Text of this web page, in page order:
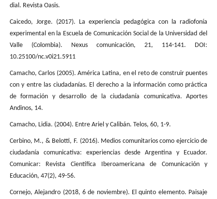
dial. Revista Oasis.
Caicedo, Jorge. (2017). La experiencia pedagógica con la radiofonía
experimental en la Escuela de Comunicación Social de la Universidad del
Valle (Colombia). Nexus comunicación, 21, 114-141. DOI:
10.25100/nc.v0i21.5911
Camacho, Carlos (2005). América Latina, en el reto de construir puentes
con y entre las ciudadanías. El derecho a la información como práctica
de formación y desarrollo de la ciudadanía comunicativa. Aportes
Andinos, 14.
Camacho, Lidia. (2004). Entre Ariel y Calibán. Telos, 60, 1-9.
Cerbino, M., & Belotti, F. (2016). Medios comunitarios como ejercicio de
ciudadanía comunicativa: experiencias desde Argentina y Ecuador.
Comunicar: Revista Científica Iberoamericana de Comunicación y
Educación, 47(2), 49-56.
Cornejo, Alejandro (2018, 6 de noviembre). El quinto elemento. Paisaje